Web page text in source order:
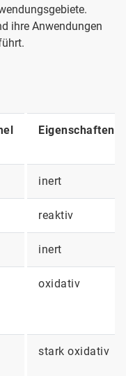
ihre Anwendungen
Eigenschaften
inert
reaktiv
inert
oxidativ
stark oxidativ